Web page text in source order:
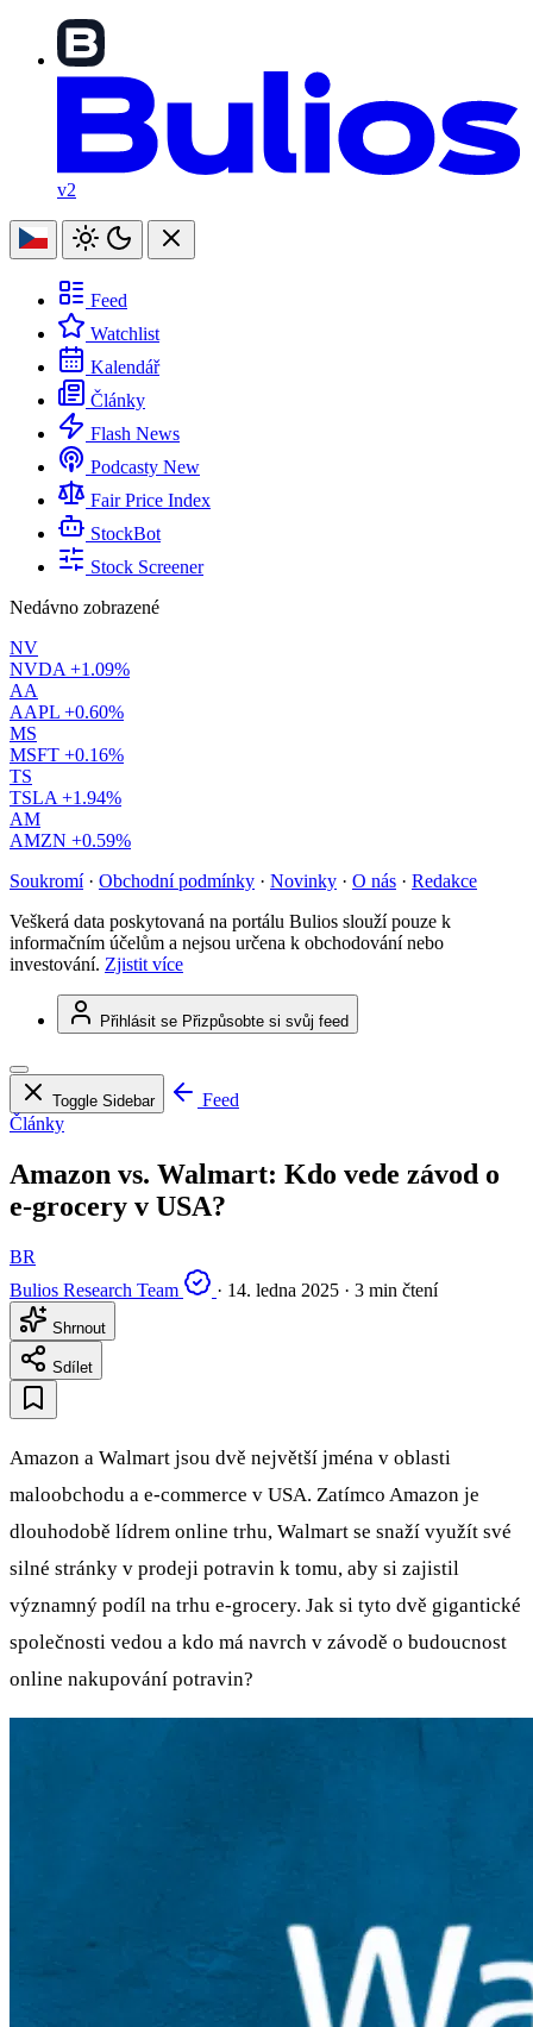
v2
Feed
Watchlist
Kalendář
Články
Flash News
Podcasty New
Fair Price Index
StockBot
Stock Screener
Nedávno zobrazené
NV
NVDA +1.09%
AA
AAPL +0.60%
MS
MSFT +0.16%
TS
TSLA +1.94%
AM
AMZN +0.59%
Soukromí · Obchodní podmínky · Novinky · O nás · Redakce
Veškerá data poskytovaná na portálu Bulios slouží pouze k
informačním účelům a nejsou určena k obchodování nebo
investování. Zjistit více
Přihlásit se Přizpůsobte si svůj feed
Toggle Sidebar
Feed
Články
Amazon vs. Walmart: Kdo vede závod o
e-grocery v USA?
BR
Bulios Research Team
· 14. ledna 2025 · 3 min čtení
Shrnout
Sdílet
Amazon a Walmart jsou dvě největší jména v oblasti
maloobchodu a e-commerce v USA. Zatímco Amazon je
dlouhodobě lídrem online trhu, Walmart se snaží využít své
silné stránky v prodeji potravin k tomu, aby si zajistil
významný podíl na trhu e-grocery. Jak si tyto dvě gigantické
společnosti vedou a kdo má navrch v závodě o budoucnost
online nakupování potravin?